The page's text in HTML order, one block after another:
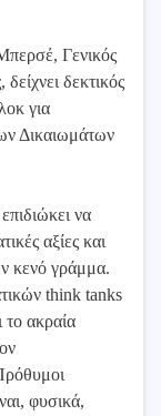
Γενικός
δεκτικός
για
Δικαιωμάτων
να
αξίες και
κενό γράμμα.
think tanks
ακραία
φυσικά,